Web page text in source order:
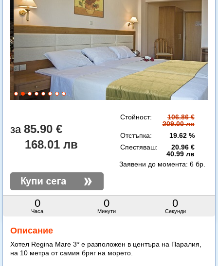
85.90 €
168.01 лв
Стойност:
106.86 €
209.00 лв
Отстъпка:
19.62 %
Спестяваш:
20.96 €
40.99 лв
0
Часа
0
Минути
0
Секунди
Заявени до момента: 6 бр.
Описание
Хотел Regina Mare 3* е разположен в центъра на Паралия,
на 10 метра от самия бряг на морето.